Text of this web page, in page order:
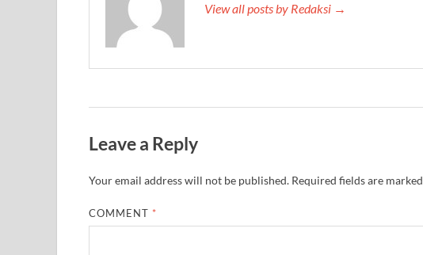
View all posts by Redaksi →
Leave a Reply
Your email address will not be published. Required fields are marked
COMMENT *